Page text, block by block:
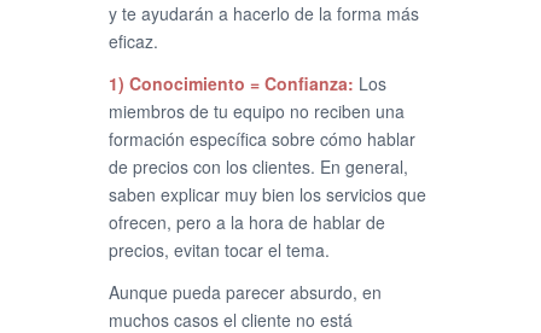
y te ayudarán a hacerlo de la forma más
eficaz.
1) Conocimiento = Confianza: Los
miembros de tu equipo no reciben una
formación específica sobre cómo hablar
de precios con los clientes. En general,
saben explicar muy bien los servicios que
ofrecen, pero a la hora de hablar de
precios, evitan tocar el tema.
Aunque pueda parecer absurdo, en
muchos casos el cliente no está